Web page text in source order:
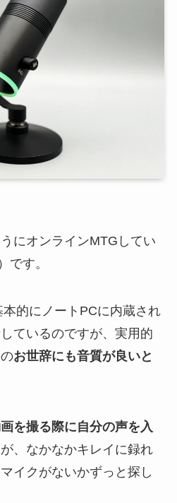
にオンラインMTGしてい
）です。
的にノートPCに内蔵され
ているのですが、実用的
お世辞にも音質が良いと
を撮る際に自分の声を入
、なかなかキレイに録れ
イクがないかずっと探し